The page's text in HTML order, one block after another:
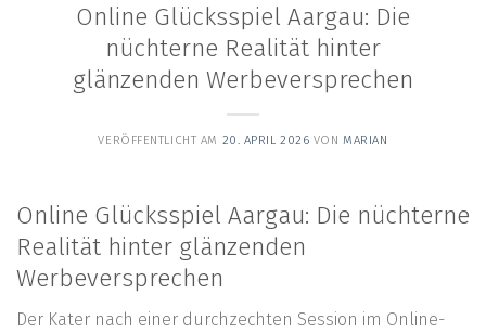
Online Glücksspiel Aargau: Die
nüchterne Realität hinter
glänzenden Werbeversprechen
VERÖFFENTLICHT AM 20. APRIL 2026 VONMARIAN
Online Glücksspiel Aargau: Die nüchterne
Realität hinter glänzenden
Werbeversprechen
Der Kater nach einer durchzechten Session im Online-